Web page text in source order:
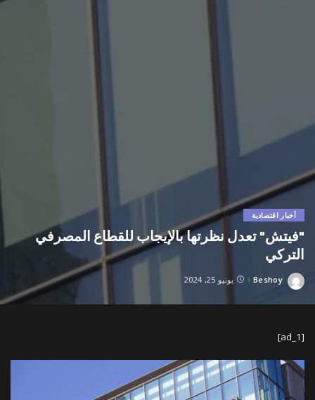
أخبار اقتصادية
"فيتش" تعدل نظرتها بالإيجاب للقطاع المصرفي
التركي
Posted
Beshoy يونيو 25, 2024
[ad_1]